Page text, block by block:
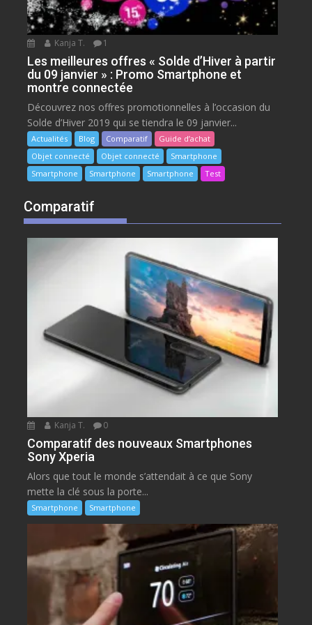
Kanja T. 1
Les meilleures offres « Solde d’Hiver à partir
du 09 janvier » : Promo Smartphone et
montre connectée
Découvrez nos offres promotionnelles à l’occasion du
Solde d’Hiver 2019 qui se tiendra le 09 janvier...
Actualités Blog Comparatif
Guide d’achat
Objet connecté
Objet connecté
Smartphone
Smartphone
Smartphone Smartphone Test
Comparatif
Kanja T. 0
Comparatif des nouveaux Smartphones
Sony Xperia
Alors que tout le monde s’attendait à ce que Sony
mette la clé sous la porte...
Smartphone Smartphone